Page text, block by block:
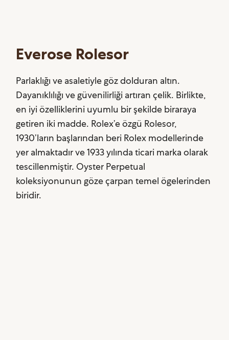
Everose Rolesor
Parlaklığı ve asaletiyle göz dolduran altın.
Dayanıklılığı ve güvenilirliği artıran çelik. Birlikte,
en iyi özelliklerini uyumlu bir şekilde biraraya
getiren iki madde. Rolex’e özgü Rolesor,
1930’ların başlarından beri Rolex modellerinde
yer almaktadır ve 1933 yılında ticari marka olarak
tescillenmiştir. Oyster Perpetual
koleksiyonunun göze çarpan temel ögelerinden
biridir.